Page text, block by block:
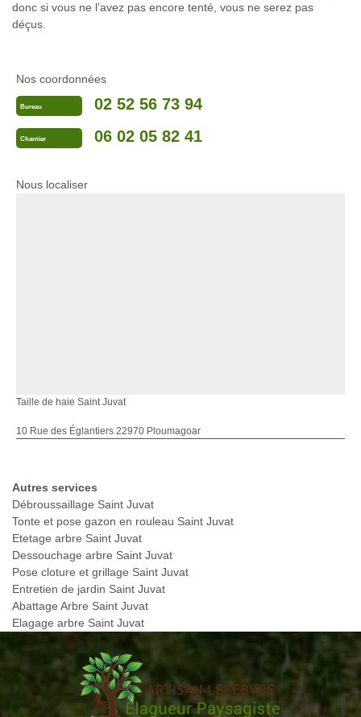
donc si vous ne l’avez pas encore tenté, vous ne serez pas
déçus.
Nos coordonnées
Bureau 02 52 56 73 94
Chantier 06 02 05 82 41
Nous localiser
Taille de haie Saint Juvat
10 Rue des Églantiers 22970 Ploumagoar
Autres services
Débroussaillage Saint Juvat
Tonte et pose gazon en rouleau Saint Juvat
Etetage arbre Saint Juvat
Dessouchage arbre Saint Juvat
Pose cloture et grillage Saint Juvat
Entretien de jardin Saint Juvat
Abattage Arbre Saint Juvat
Elagage arbre Saint Juvat